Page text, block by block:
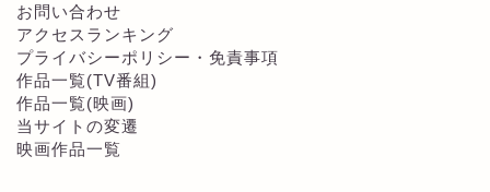
お問い合わせ
アクセスランキング
プライバシーポリシー・免責事項
作品一覧(TV番組)
作品一覧(映画)
当サイトの変遷
映画作品一覧